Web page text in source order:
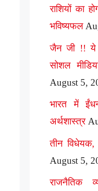
राशियों का
भविष्यफल
जैन जी !! ये
सोशल
August 5,
भारत में
अर्थशास्त्र
तीन
August 5,
राजनैतिक